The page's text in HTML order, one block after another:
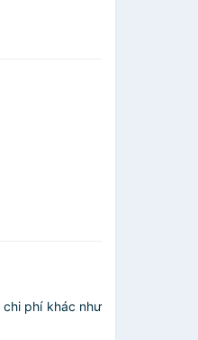
chi phí khác như